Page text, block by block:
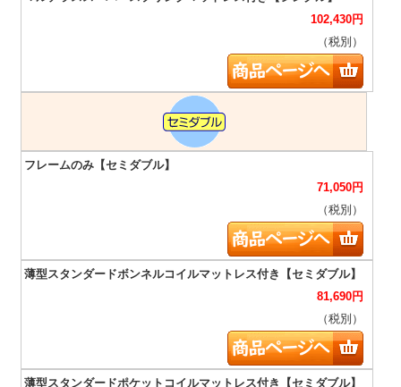
102,430円
（税別）
71,050円
（税別）
81,690円
（税別）